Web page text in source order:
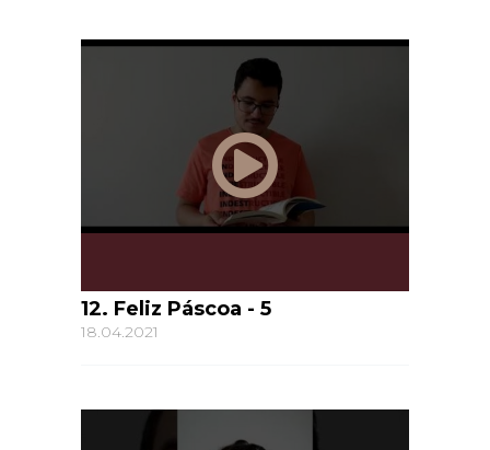
12. Feliz Páscoa - 5
18.04.2021